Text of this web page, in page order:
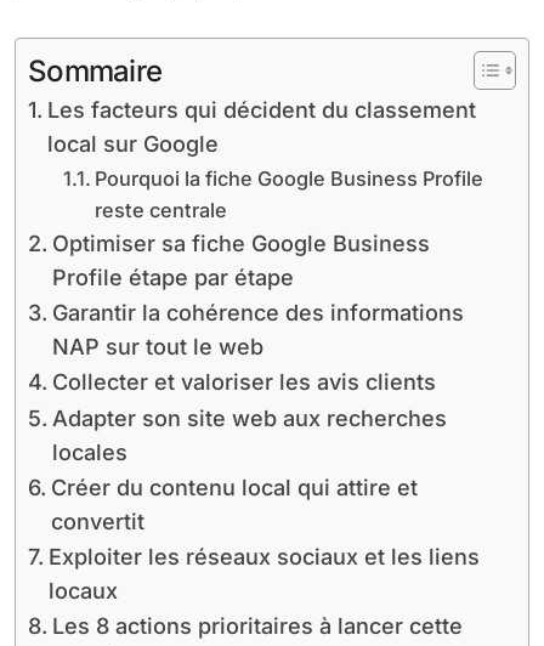
Sommaire
Les facteurs qui décident du classement
local sur Google
Pourquoi la fiche Google Business Profile
reste centrale
Optimiser sa fiche Google Business
Profile étape par étape
Garantir la cohérence des informations
NAP sur tout le web
Collecter et valoriser les avis clients
Adapter son site web aux recherches
locales
Créer du contenu local qui attire et
convertit
Exploiter les réseaux sociaux et les liens
locaux
Les 8 actions prioritaires à lancer cette